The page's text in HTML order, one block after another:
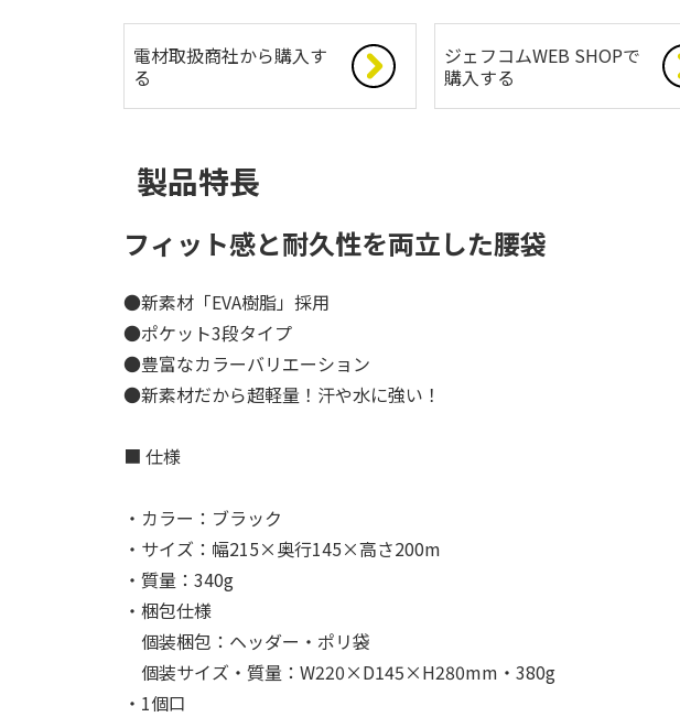
電材取扱商社から購入す
る
ジェフコムWEB SHOPで
購入する
製品特長
フィット感と耐久性を両立した腰袋
●新素材「EVA樹脂」採用
●ポケット3段タイプ
●豊富なカラーバリエーション
●新素材だから超軽量！汗や水に強い！
■ 仕様
・カラー：ブラック
・サイズ：幅215×奥行145×高さ200m
・質量：340g
・梱包仕様
個装梱包：ヘッダー・ポリ袋
個装サイズ・質量：W220×D145×H280mm・380g
・1個口